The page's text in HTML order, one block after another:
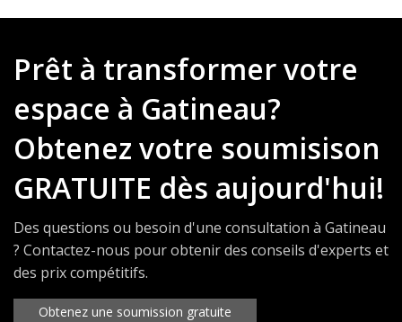
Prêt à transformer votre
espace à Gatineau?
Obtenez votre soumisison
GRATUITE dès aujourd'hui!
Des questions ou besoin d'une consultation à Gatineau
? Contactez-nous pour obtenir des conseils d'experts et
des prix compétitifs.
Obtenez une soumission gratuite